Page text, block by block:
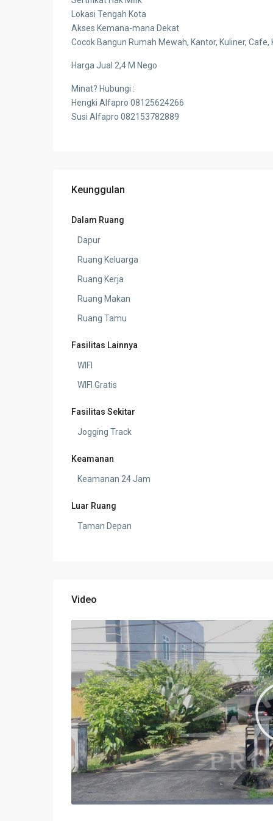
Lokasi Tengah Kota
Akses Kemana-mana Dekat
Cocok Bangun Rumah Mewah, Kantor, Kuliner, Cafe,
Harga Jual 2,4 M Nego
Minat? Hubungi :
Hengki Alfapro 08125624266
Susi Alfapro 082153782889
Keunggulan
Dalam Ruang
Dapur
Ruang Keluarga
Ruang Kerja
Ruang Makan
Ruang Tamu
Fasilitas Lainnya
WIFI
WIFI Gratis
Fasilitas Sekitar
Jogging Track
Keamanan
Keamanan 24 Jam
Luar Ruang
Taman Depan
Video